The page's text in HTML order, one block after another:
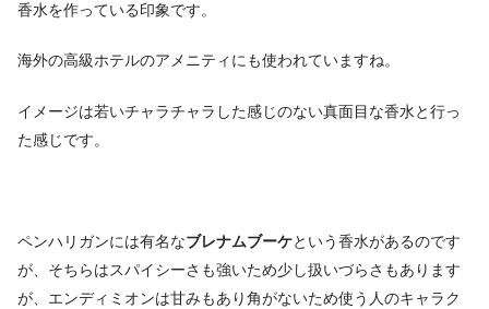
香水を作っている印象です。
海外の高級ホテルのアメニティにも使われていますね。
イメージは若いチャラチャラした感じのない真面目な香水と行っ
た感じです。
ペンハリガンには有名なブレナムブーケという香水があるのです
が、そちらはスパイシーさも強いため少し扱いづらさもあります
が、エンディミオンは甘みもあり角がないため使う人のキャラク